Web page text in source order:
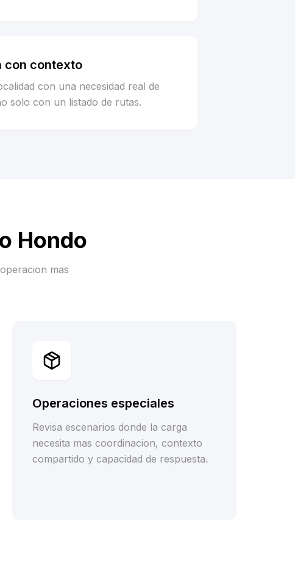
con contexto
con una necesidad real de
solo con un listado de rutas.
Hondo
mas
Operaciones especiales
Revisa escenarios donde la carga
necesita mas coordinacion, contexto
compartido y capacidad de respuesta.